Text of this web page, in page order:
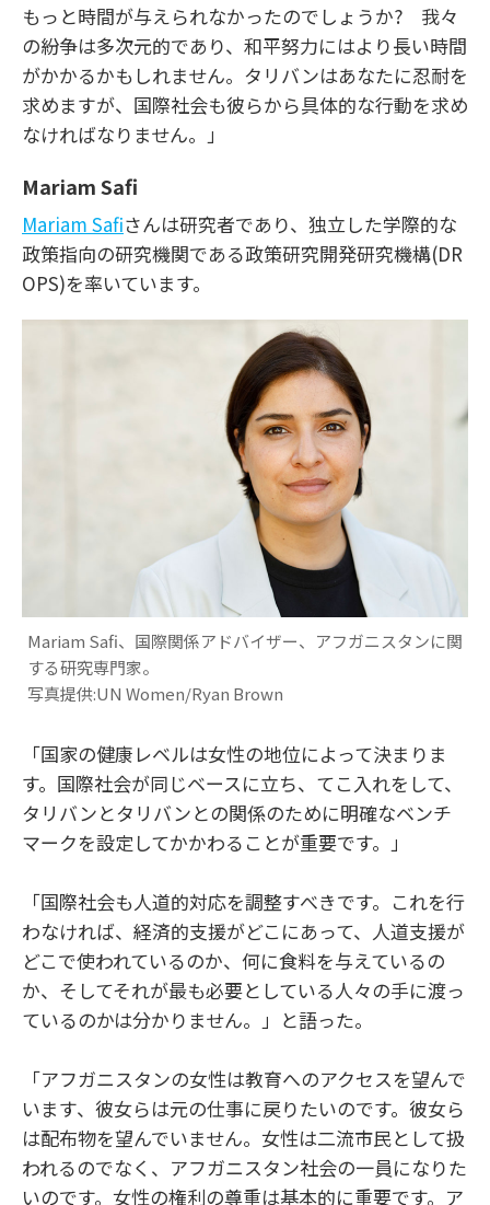
もっと時間が与えられなかったのでしょうか? 我々
の紛争は多次元的であり、和平努力にはより長い時間
がかかるかもしれません。タリバンはあなたに忍耐を
求めますが、国際社会も彼らから具体的な行動を求め
なければなりません。」
Mariam Safi
Mariam Safiさんは研究者であり、独立した学際的な
政策指向の研究機関である政策研究開発研究機構(DR
OPS)を率いています。
Mariam Safi、国際関係アドバイザー、アフガニスタンに関
する研究専門家。
写真提供:UN Women/Ryan Brown
「国家の健康レベルは女性の地位によって決まりま
す。国際社会が同じベースに立ち、てこ入れをして、
タリバンとタリバンとの関係のために明確なベンチ
マークを設定してかかわることが重要です。」
「国際社会も人道的対応を調整すべきです。これを行
わなければ、経済的支援がどこにあって、人道支援が
どこで使われているのか、何に食料を与えているの
か、そしてそれが最も必要としている人々の手に渡っ
ているのかは分かりません。」と語った。
「アフガニスタンの女性は教育へのアクセスを望んで
います、彼女らは元の仕事に戻りたいのです。彼女ら
は配布物を望んでいません。女性は二流市民として扱
われるのでなく、アフガニスタン社会の一員になりた
いのです。女性の権利の尊重は基本的に重要です。ア